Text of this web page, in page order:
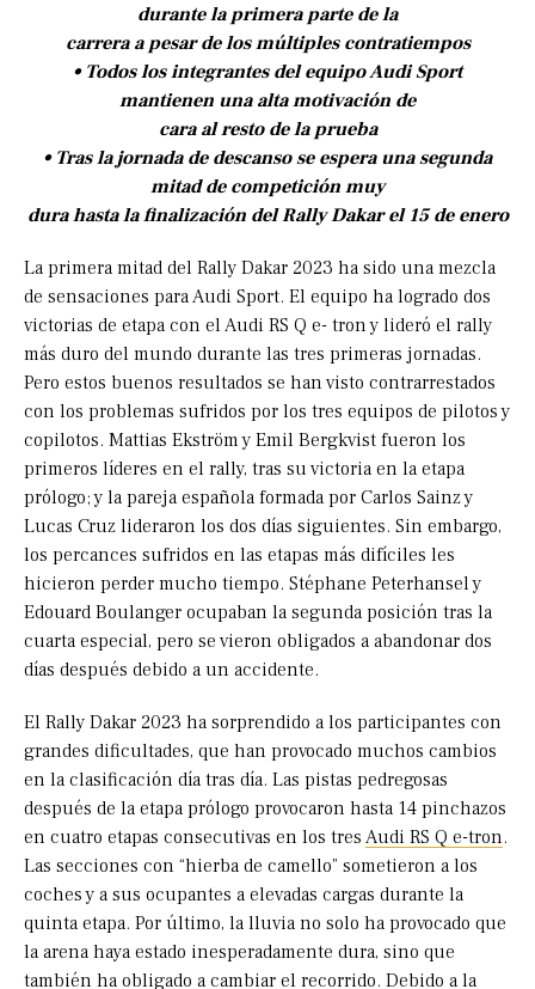
durante la primera parte de la
carrera a pesar de los múltiples contratiempos
• Todos los integrantes del equipo Audi Sport
mantienen una alta motivación de
cara al resto de la prueba
• Tras la jornada de descanso se espera una segunda
mitad de competición muy
dura hasta la finalización del Rally Dakar el 15 de enero
La primera mitad del Rally Dakar 2023 ha sido una mezcla
de sensaciones para Audi Sport. El equipo ha logrado dos
victorias de etapa con el Audi RS Q e- tron y lideró el rally
más duro del mundo durante las tres primeras jornadas.
Pero estos buenos resultados se han visto contrarrestados
con los problemas sufridos por los tres equipos de pilotos y
copilotos. Mattias Ekström y Emil Bergkvist fueron los
primeros líderes en el rally, tras su victoria en la etapa
prólogo; y la pareja española formada por Carlos Sainz y
Lucas Cruz lideraron los dos días siguientes. Sin embargo,
los percances sufridos en las etapas más difíciles les
hicieron perder mucho tiempo. Stéphane Peterhansel y
Edouard Boulanger ocupaban la segunda posición tras la
cuarta especial, pero se vieron obligados a abandonar dos
días después debido a un accidente.
El Rally Dakar 2023 ha sorprendido a los participantes con
grandes dificultades, que han provocado muchos cambios
en la clasificación día tras día. Las pistas pedregosas
después de la etapa prólogo provocaron hasta 14 pinchazos
en cuatro etapas consecutivas en los tres Audi RS Q e-tron.
Las secciones con “hierba de camello” sometieron a los
coches y a sus ocupantes a elevadas cargas durante la
quinta etapa. Por último, la lluvia no solo ha provocado que
la arena haya estado inesperadamente dura, sino que
también ha obligado a cambiar el recorrido. Debido a la